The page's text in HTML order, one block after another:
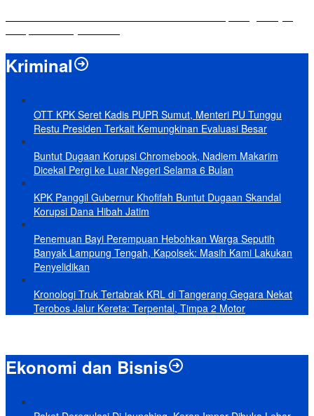
Kriminal
OTT KPK Seret Kadis PUPR Sumut, Menteri PU Tunggu
Restu Presiden Terkait Kemungkinan Evaluasi Besar
Buntut Dugaan Korupsi Chromebook, Nadiem Makarim
Dicekal Pergi ke Luar Negeri Selama 6 Bulan
KPK Panggil Gubernur Khofifah Buntut Dugaan Skandal
Korupsi Dana Hibah Jatim
Penemuan Bayi Perempuan Hebohkan Warga Seputih
Banyak Lampung Tengah, Kapolsek: Masih Kami Lakukan
Penyelidikan
Kronologi Truk Tertabrak KRL di Tangerang Gegara Nekat
Terobos Jalur Kereta: Terpental, Timpa 2 Motor
Ekonomi dan Bisnis